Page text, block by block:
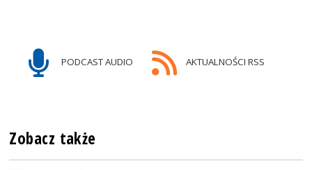
PODCAST AUDIO AKTUALNOŚCI RSS
Zobacz także